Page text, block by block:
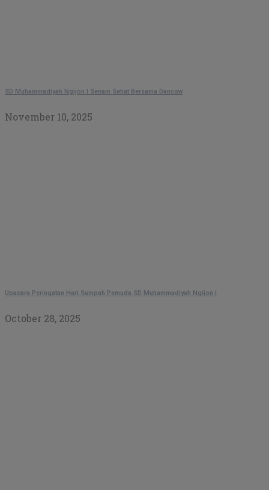
SD Muhammadiyah Ngijon I Senam Sehat Bersama Dancow
November 10, 2025
Upacara Peringatan Hari Sumpah Pemuda SD Muhammadiyah Ngijon I
October 28, 2025